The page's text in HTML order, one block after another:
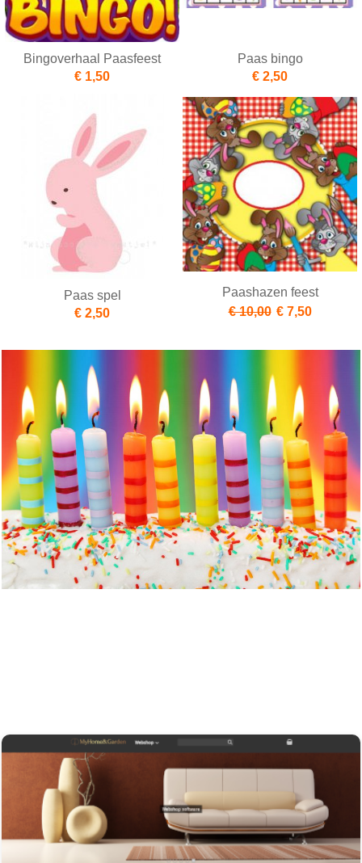
Bingoverhaal Paasfeest
€ 1,50
Paas bingo
€ 2,50
Paas spel
€ 2,50
Paashazen feest
€ 10,00 € 7,50